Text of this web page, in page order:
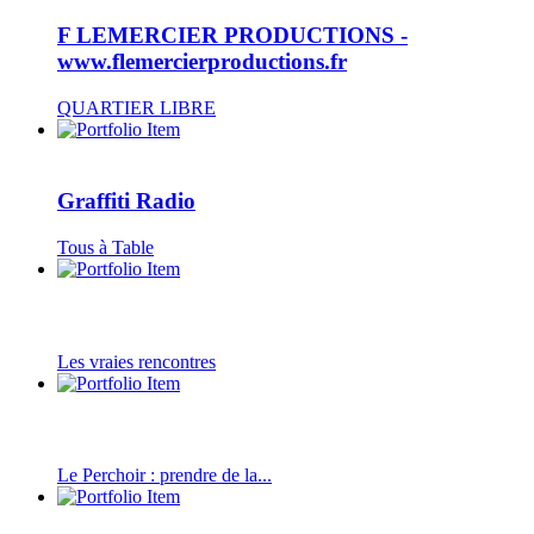
F LEMERCIER PRODUCTIONS -
www.flemercierproductions.fr
QUARTIER LIBRE
Graffiti Radio
Tous à Table
Les vraies rencontres
Le Perchoir : prendre de la...